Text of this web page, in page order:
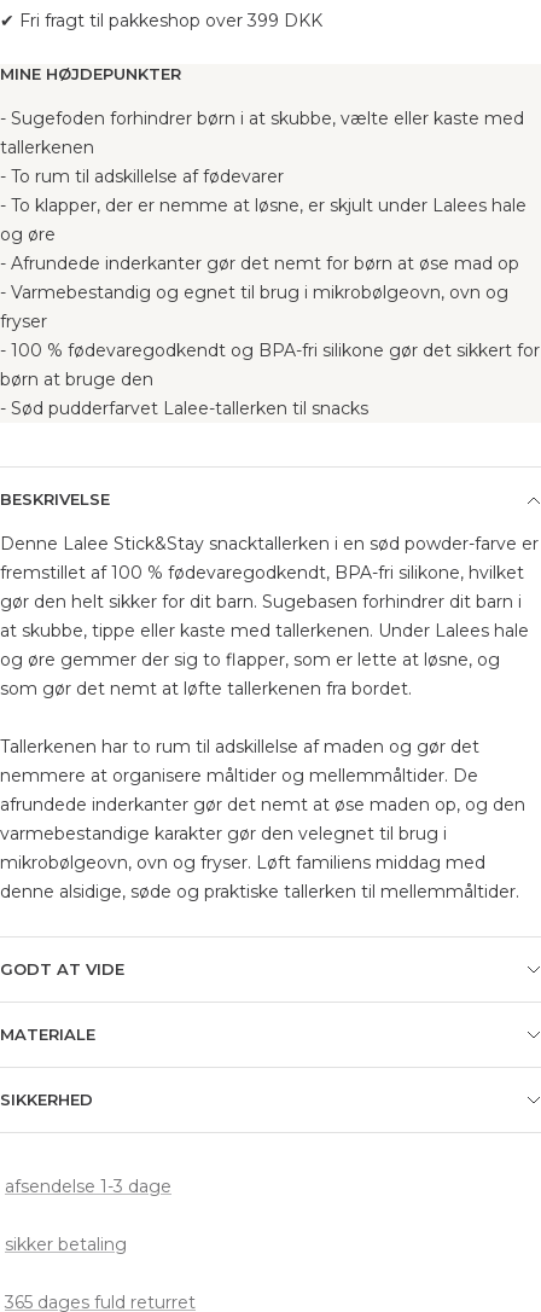
✔ Fri fragt til pakkeshop over 399 DKK
MINE HØJDEPUNKTER
- Sugefoden forhindrer børn i at skubbe, vælte eller kaste med
tallerkenen
- To rum til adskillelse af fødevarer
- To klapper, der er nemme at løsne, er skjult under Lalees hale
og øre
- Afrundede inderkanter gør det nemt for børn at øse mad op
- Varmebestandig og egnet til brug i mikrobølgeovn, ovn og
fryser
- 100 % fødevaregodkendt og BPA-fri silikone gør det sikkert for
børn at bruge den
- Sød pudderfarvet Lalee-tallerken til snacks
BESKRIVELSE
Denne Lalee Stick&Stay snacktallerken i en sød powder-farve er
fremstillet af 100 % fødevaregodkendt, BPA-fri silikone, hvilket
gør den helt sikker for dit barn. Sugebasen forhindrer dit barn i
at skubbe, tippe eller kaste med tallerkenen. Under Lalees hale
og øre gemmer der sig to flapper, som er lette at løsne, og
som gør det nemt at løfte tallerkenen fra bordet.
Tallerkenen har to rum til adskillelse af maden og gør det
nemmere at organisere måltider og mellemmåltider. De
afrundede inderkanter gør det nemt at øse maden op, og den
varmebestandige karakter gør den velegnet til brug i
mikrobølgeovn, ovn og fryser. Løft familiens middag med
denne alsidige, søde og praktiske tallerken til mellemmåltider.
GODT AT VIDE
MATERIALE
SIKKERHED
afsendelse 1-3 dage
sikker betaling
365 dages fuld returret